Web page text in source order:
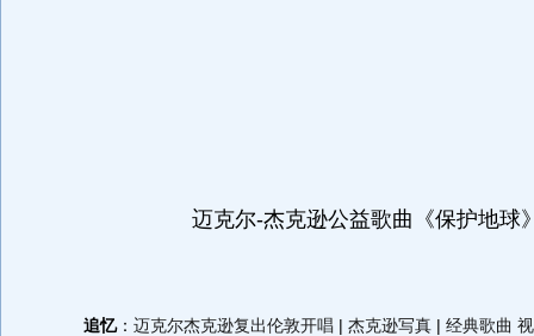
迈克尔-杰克逊公益歌曲《保护地球
追忆： 迈克尔杰克逊复出伦敦开唱| 杰克逊写真| 经典歌曲